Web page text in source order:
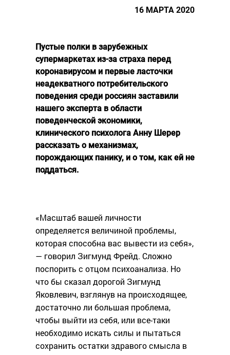
16 МАРТА 2020
Пустые полки в зарубежных
супермаркетах из-за страха перед
коронавирусом и первые ласточки
неадекватного потребительского
поведения среди россиян заставили
нашего эксперта в области
поведенческой экономики,
клинического психолога Анну Шерер
рассказать о механизмах,
порождающих панику, и о том, как ей не
поддаться.
«Масштаб вашей личности
определяется величиной проблемы,
которая способна вас вывести из себя»,
— говорил Зигмунд Фрейд. Сложно
поспорить с отцом психоанализа. Но
что бы сказал дорогой Зигмунд
Яковлевич, взглянув на происходящее,
достаточно ли большая проблема,
чтобы выйти из себя, или все-таки
необходимо искать силы и пытаться
сохранить остатки здравого смысла в